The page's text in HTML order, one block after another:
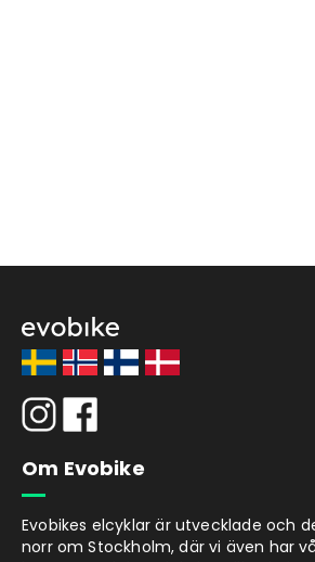
Om Evobike
Evobikes elcyklar är utvecklade och
norr om Stockholm, där vi även har